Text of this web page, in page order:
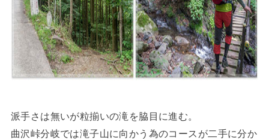
派手さは無いが粒揃いの滝を脇目に進む。
曲沢峠分岐では滝子山に向かう為のコースが二手に分か